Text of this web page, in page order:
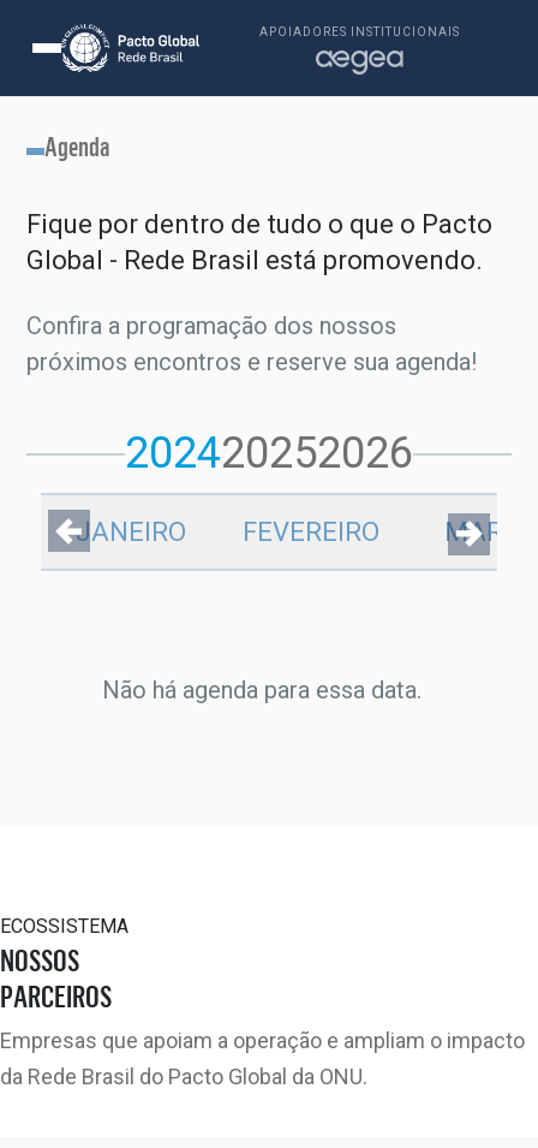
APOIADORES INSTITUCIONAIS
Agenda
Fique por dentro de tudo o que o Pacto
Global - Rede Brasil está promovendo.
Confira a programação dos nossos
próximos encontros e reserve sua agenda!
202420252026
JANEIRO FEVEREIRO MARÇO
Não há agenda para essa data.
ECOSSISTEMA
NOSSOS
PARCEIROS
Empresas que apoiam a operação e ampliam o impacto
da Rede Brasil do Pacto Global da ONU.